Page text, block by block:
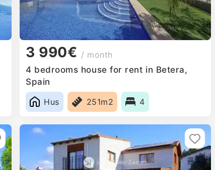
3 990€ / month
4 bedrooms house for rent in Betera,
Spain
Hus
251m2 4